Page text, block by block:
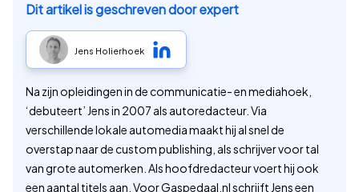
Dit artikel is geschreven door expert
Jens Holierhoek
Na zijn opleidingen in de communicatie- en mediahoek,
‘debuteert’ Jens in 2007 als autoredacteur. Via
verschillende lokale automedia maakt hij al snel de
overstap naar de custom publishing, als schrijver voor tal
van grote automerken. Als hoofdredacteur voert hij ook
een aantal titels aan. Voor Gaspedaal.nl schrijft Jens een